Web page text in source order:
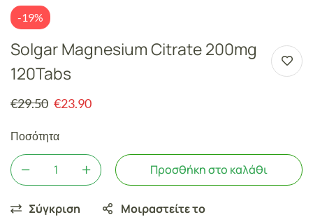
-19%
Solgar Magnesium Citrate 200mg
120Tabs
€29.50 €23.90
Ποσότητα
Προσθήκη στο καλάθι
Σύγκριση Μοιραστείτε το